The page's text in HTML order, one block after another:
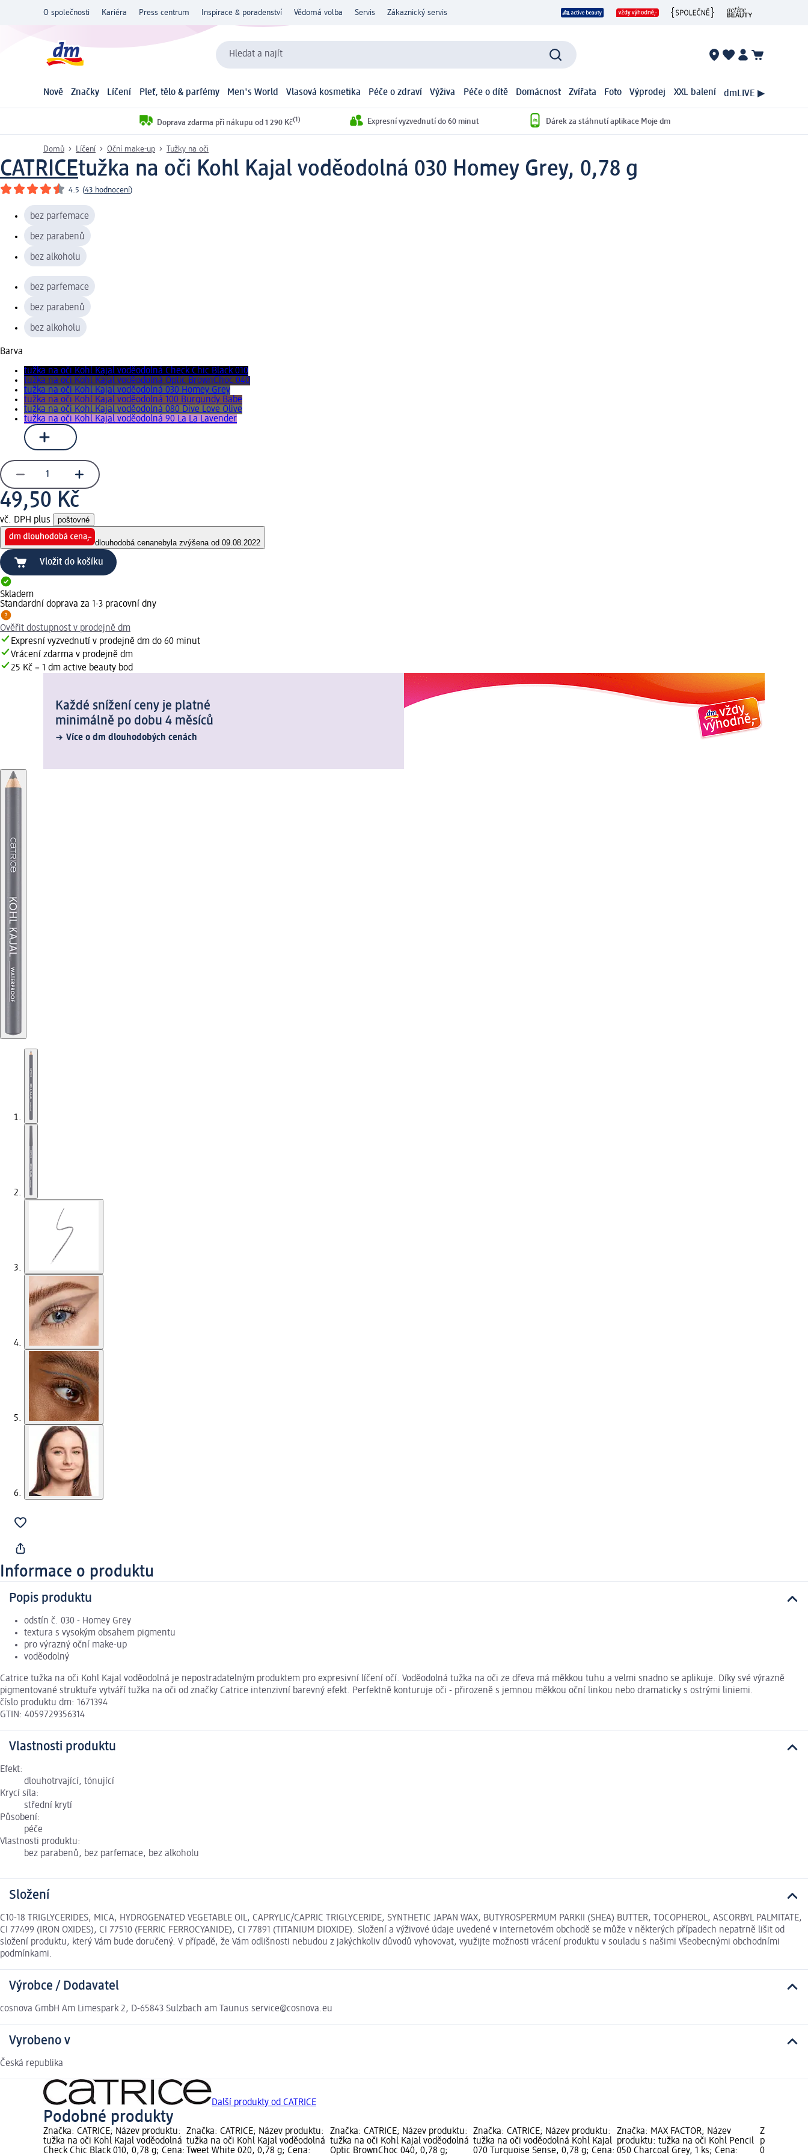
O společnosti Kariéra Press centrum Inspirace & poradenství Vědomá volba Servis Zákaznický servis
Hledat a najít
Nově Značky Líčení Pleť, tělo & parfémy Men's World Vlasová kosmetika Péče o zdraví Výživa Péče o dítě Domácnost Zvířata Foto Výprodej XXL balení dmLIVE ▶
Doprava zdarma při nákupu od 1 290 Kč(1) Expresní vyzvednutí do 60 minut Dárek za stáhnutí aplikace Moje dm
Domů Líčení Oční make-up Tužky na oči
CATRICEtužka na oči Kohl Kajal voděodolná 030 Homey Grey, 0,78 g
4.5 (43 hodnocení)
bez parfemace
bez parabenů
bez alkoholu
bez parfemace
bez parabenů
bez alkoholu
Barva
tužka na oči Kohl Kajal voděodolná Check Chic Black 010
tužka na oči Kohl Kajal voděodolná Optic BrownChoc 040
tužka na oči Kohl Kajal voděodolná 030 Homey Grey
tužka na oči Kohl Kajal voděodolná 100 Burgundy Babe
tužka na oči Kohl Kajal voděodolná 080 Dive Love Olive
tužka na oči Kohl Kajal voděodolná 90 La La Lavender
49,50 Kč
vč. DPH plus poštovné
dlouhodobá cenanebyla zvýšena od 09.08.2022
Vložit do košíku
Skladem
Standardní doprava za 1-3 pracovní dny
Ověřit dostupnost v prodejně dm
Expresní vyzvednutí v prodejně dm do 60 minut
Vrácení zdarma v prodejně dm
25 Kč = 1 dm active beauty bod
Každé snížení ceny je platné
minimálně po dobu 4 měsíců
Více o dm dlouhodobých cenách
Informace o produktu
Popis produktu
odstín č. 030 - Homey Grey
textura s vysokým obsahem pigmentu
pro výrazný oční make-up
voděodolný
Catrice tužka na oči Kohl Kajal voděodolná je nepostradatelným produktem pro expresivní líčení očí. Voděodolná tužka na oči ze dřeva má měkkou tuhu a velmi snadno se aplikuje. Díky své výrazně
pigmentované struktuře vytváří tužka na oči od značky Catrice intenzivní barevný efekt. Perfektně konturuje oči - přirozeně s jemnou měkkou oční linkou nebo dramaticky s ostrými liniemi.
číslo produktu dm: 1671394
GTIN: 4059729356314
Vlastnosti produktu
Efekt:
dlouhotrvající, tónující
Krycí síla:
střední krytí
Působení:
péče
Vlastnosti produktu:
bez parabenů, bez parfemace, bez alkoholu
Složení
C10-18 TRIGLYCERIDES, MICA, HYDROGENATED VEGETABLE OIL, CAPRYLIC/CAPRIC TRIGLYCERIDE, SYNTHETIC JAPAN WAX, BUTYROSPERMUM PARKII (SHEA) BUTTER, TOCOPHEROL, ASCORBYL PALMITATE,
CI 77499 (IRON OXIDES), CI 77510 (FERRIC FERROCYANIDE), CI 77891 (TITANIUM DIOXIDE). Složení a výživové údaje uvedené v internetovém obchodě se může v některých případech nepatrně lišit od
složení produktu, který Vám bude doručený. V případě, že Vám odlišnosti nebudou z jakýchkoliv důvodů vyhovovat, využijte možnosti vrácení produktu v souladu s našimi Všeobecnými obchodními
podmínkami.
Výrobce / Dodavatel
cosnova GmbH Am Limespark 2, D-65843 Sulzbach am Taunus service@cosnova.eu
Vyrobeno v
Česká republika
Další produkty od CATRICE
Podobné produkty
Značka: CATRICE; Název produktu:
tužka na oči Kohl Kajal voděodolná
Check Chic Black 010, 0,78 g; Cena:
Značka: CATRICE; Název produktu:
tužka na oči Kohl Kajal voděodolná
Tweet White 020, 0,78 g; Cena:
Značka: CATRICE; Název produktu:
tužka na oči Kohl Kajal voděodolná
Optic BrownChoc 040, 0,78 g;
Značka: CATRICE; Název produktu:
tužka na oči voděodolná Kohl Kajal
070 Turquoise Sense, 0,78 g; Cena:
Značka: MAX FACTOR; Název
produktu: tužka na oči Kohl Pencil
050 Charcoal Grey, 1 ks; Cena:
Značka:
produktu:
030 Brown,